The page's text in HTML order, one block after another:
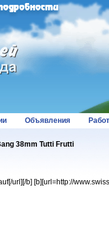
Объявления
38mm Tutti Frutti
url][/b] [b][url=http://